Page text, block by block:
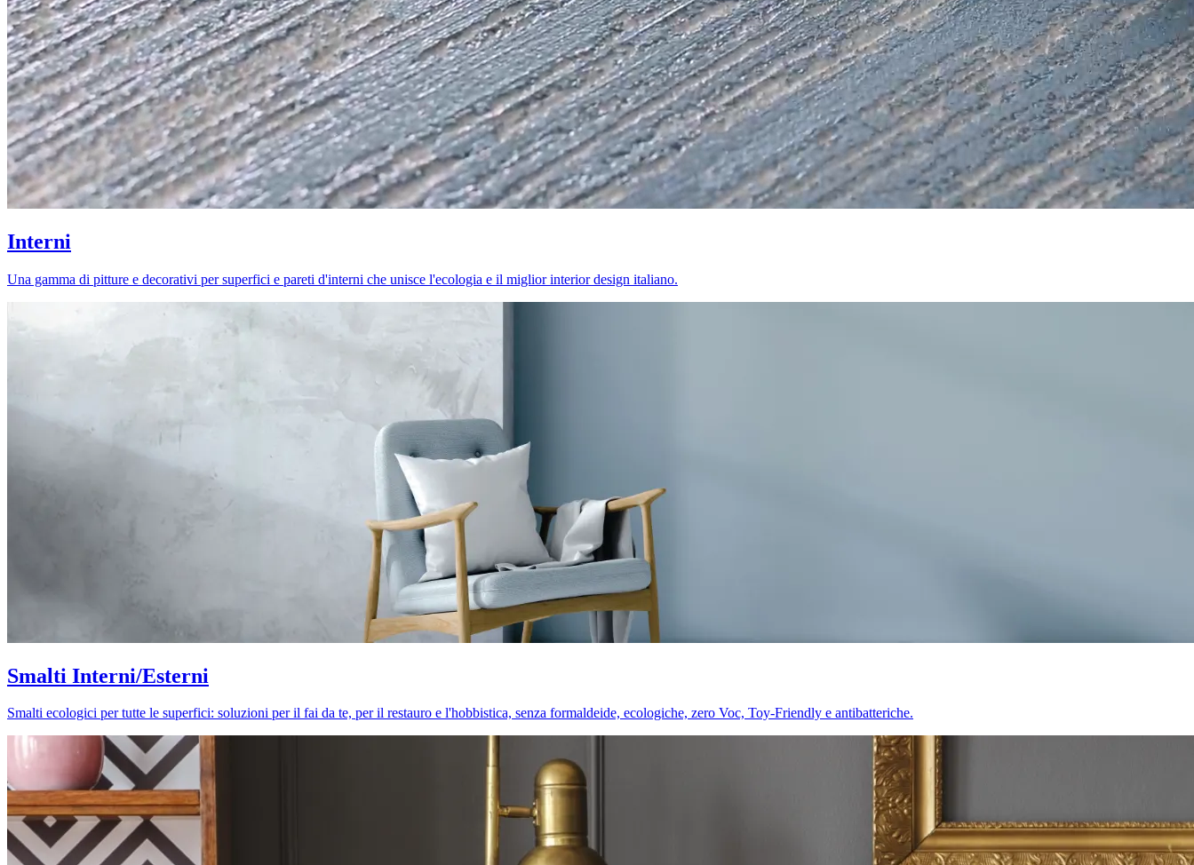
Interni
Una gamma di pitture e decorativi per superfici e pareti d'interni che unisce l'ecologia e il miglior interior design italiano.
Smalti Interni/Esterni
Smalti ecologici per tutte le superfici: soluzioni per il fai da te, per il restauro e l'hobbistica, senza formaldeide, ecologiche, zero Voc, Toy-Friendly e antibatteriche.